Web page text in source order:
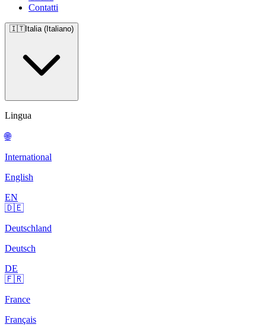
Contatti
🇮🇹Italia (Italiano)
Lingua
🌐
International
English
EN
🇩🇪
Deutschland
Deutsch
DE
🇫🇷
France
Français